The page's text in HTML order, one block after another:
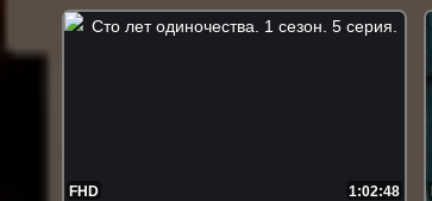
FHD 1:02:48